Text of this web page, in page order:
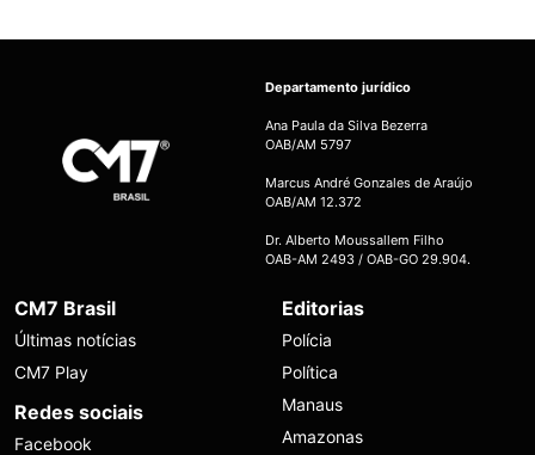
Departamento jurídico
Ana Paula da Silva Bezerra
OAB/AM 5797
Marcus André Gonzales de Araújo
OAB/AM 12.372
Dr. Alberto Moussallem Filho
OAB-AM 2493 / OAB-GO 29.904.
CM7 Brasil
Últimas notícias
CM7 Play
Redes sociais
Facebook
Editorias
Polícia
Política
Manaus
Amazonas